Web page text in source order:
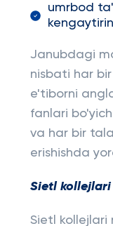
umrbod
Janubdagi
nisbati har
e'tiborni
fanlari
va har bir
erishishda
Sietl kollejlari
Sietl kollejlari